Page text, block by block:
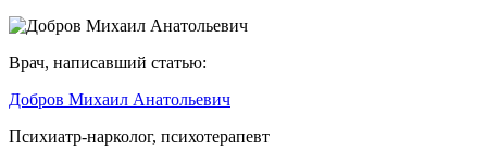
Врач, написавший статью:
Добров Михаил Анатольевич
Психиатр-нарколог, психотерапевт